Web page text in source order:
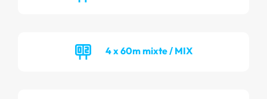
4 x 60m mixte / MIX